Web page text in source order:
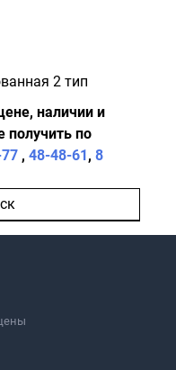
2 тип
наличии и
получить по
, 48-48-61, 8